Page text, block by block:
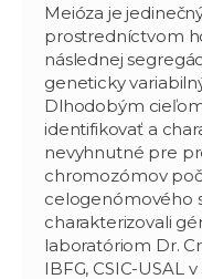
Meióza je
prostredníctvom
následnej
geneticky
Dlhodobým
identifikovať a
nevyhnutné pre
chromozómov
celogenómového
charakterizovali
laboratóriom Dr.
IBFG, CSIC-USAL